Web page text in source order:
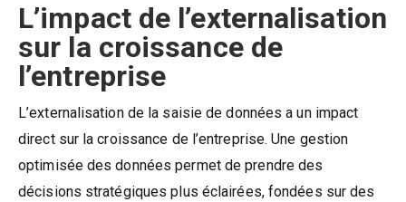
L’impact de l’externalisation
sur la croissance de
l’entreprise
L’externalisation de la saisie de données a un impact
direct sur la croissance de l’entreprise. Une gestion
optimisée des données permet de prendre des
décisions stratégiques plus éclairées, fondées sur des